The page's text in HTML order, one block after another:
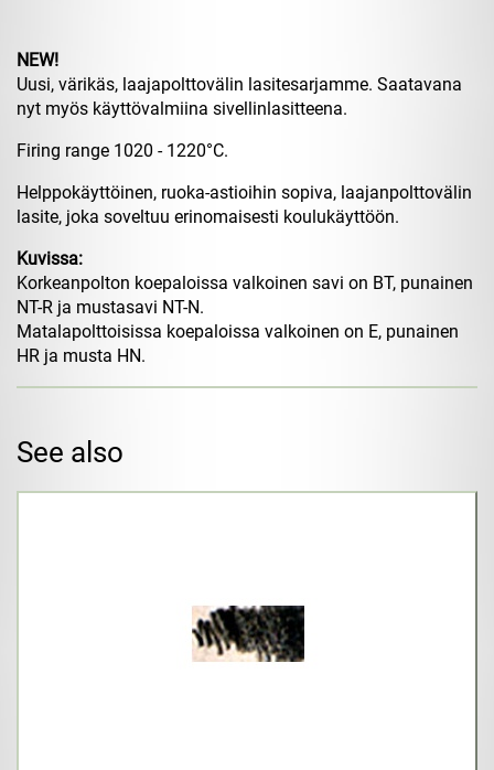
NEW!
Uusi, värikäs, laajapolttovälin lasitesarjamme. Saatavana
nyt myös käyttövalmiina sivellinlasitteena.
Firing range 1020 - 1220°C.
Helppokäyttöinen, ruoka-astioihin sopiva, laajanpolttovälin
lasite, joka soveltuu erinomaisesti koulukäyttöön.
Kuvissa:
Korkeanpolton koepaloissa valkoinen savi on BT, punainen
NT-R ja mustasavi NT-N.
Matalapolttoisissa koepaloissa valkoinen on E, punainen
HR ja musta HN.
See also